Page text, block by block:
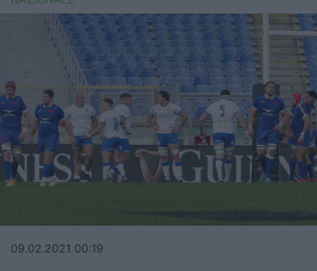
Nazionali giovanili
Rugby Sevens
Internazionale
6 Nazioni
United Rugby Championship
09.02.2021 00:19